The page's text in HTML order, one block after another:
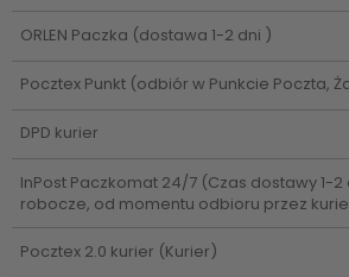
ORLEN Paczka (dostawa 1-2 dni )
Pocztex Punkt (odbiór w Punkcie Poczta,
DPD kurier
InPost Paczkomat 24/7(Czas dostawy 1-2
robocze, od momentu odbioru przez
Pocztex 2.0 kurier (Kurier)